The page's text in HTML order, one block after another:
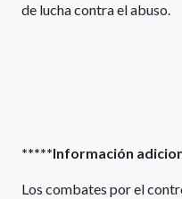
de lucha contra el abuso.
*****Información
Los combates por el